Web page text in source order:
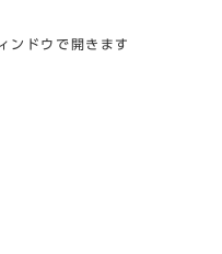
ンドウで開きます